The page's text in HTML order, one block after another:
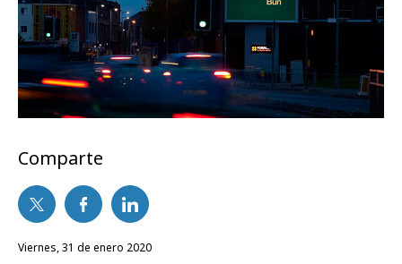
Comparte
viernes, 31 de enero 2020